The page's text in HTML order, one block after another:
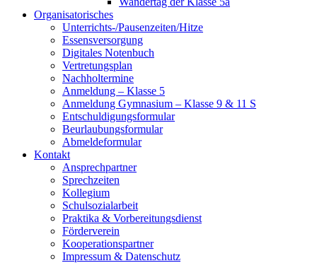
Organisatorisches
Unterrichts-/Pausenzeiten/Hitze
Essensversorgung
Digitales Notenbuch
Vertretungsplan
Nachholtermine
Anmeldung – Klasse 5
Anmeldung Gymnasium – Klasse 9 & 11 S
Entschuldigungsformular
Beurlaubungsformular
Abmeldeformular
Kontakt
Ansprechpartner
Sprechzeiten
Kollegium
Schulsozialarbeit
Praktika & Vorbereitungsdienst
Förderverein
Kooperationspartner
Impressum & Datenschutz